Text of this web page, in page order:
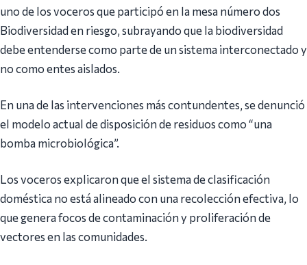
uno de los voceros que participó en la mesa número dos
Biodiversidad en riesgo, subrayando que la biodiversidad
debe entenderse como parte de un sistema interconectado y
no como entes aislados.
En una de las intervenciones más contundentes, se denunció
el modelo actual de disposición de residuos como “una
bomba microbiológica”.
Los voceros explicaron que el sistema de clasificación
doméstica no está alineado con una recolección efectiva, lo
que genera focos de contaminación y proliferación de
vectores en las comunidades.